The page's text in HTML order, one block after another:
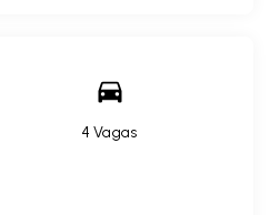
4 Vagas